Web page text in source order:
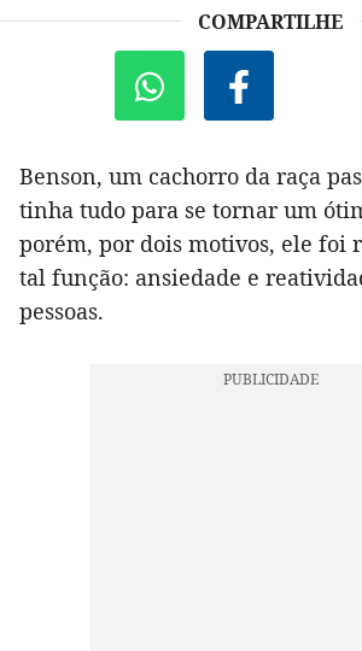
COMPARTILHE
Benson, um cachorro da raça
tinha tudo para se tornar um
porém, por dois motivos, ele foi
tal função: ansiedade e
pessoas.